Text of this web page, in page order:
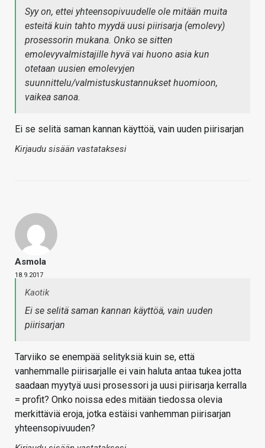
Syy on, ettei yhteensopivuudelle ole mitään muita
esteitä kuin tahto myydä uusi piirisarja (emolevy)
prosessorin mukana. Onko se sitten
emolevyvalmistajille hyvä vai huono asia kun
otetaan uusien emolevyjen
suunnittelu/valmistuskustannukset huomioon,
vaikea sanoa.
Ei se selitä saman kannan käyttöä, vain uuden piirisarjan
Kirjaudu sisään vastataksesi
Asmola
18.9.2017
Kaotik
Ei se selitä saman kannan käyttöä, vain uuden
piirisarjan
Tarviiko se enempää selityksiä kuin se, että
vanhemmalle piirisarjalle ei vain haluta antaa tukea jotta
saadaan myytyä uusi prosessori ja uusi piirisarja kerralla
= profit? Onko noissa edes mitään tiedossa olevia
merkittäviä eroja, jotka estäisi vanhemman piirisarjan
yhteensopivuuden?